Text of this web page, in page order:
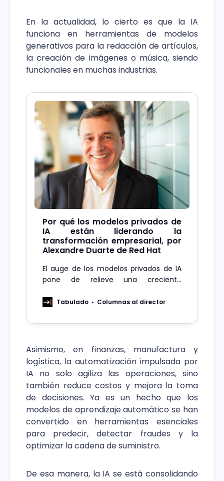
En la actualidad, lo cierto es que la IA
funciona en herramientas de modelos
generativos para la redacción de artículos,
la creación de imágenes o música, siendo
funcionales en muchas industrias.
Por qué los modelos privados de
IA están liderando la
transformación empresarial, por
Alexandre Duarte de Red Hat
El auge de los modelos privados de IA
pone de relieve una creciente
tanto eficiencia como seguridad, así
Tabulado Columnas al director
Asimismo, en finanzas, manufactura y
logística, la automatización impulsada por
IA no solo agiliza las operaciones, sino
también reduce costos y mejora la toma
de decisiones. Ya es un hecho que los
modelos de aprendizaje automático se han
convertido en herramientas esenciales
para predecir, detectar fraudes y la
optimizar la cadena de suministro.
De esa manera, la IA se está consolidando